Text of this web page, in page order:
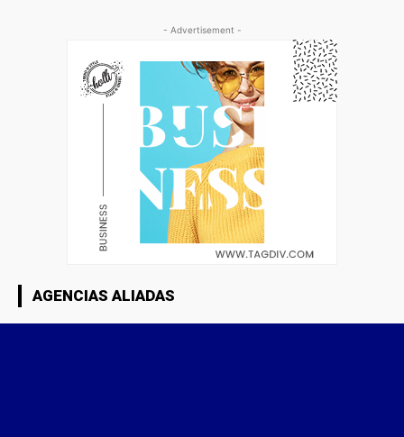
- Advertisement -
AGENCIAS ALIADAS